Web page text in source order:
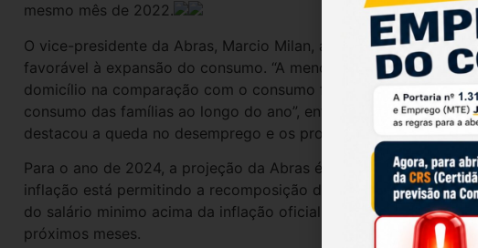
mesmo mês de 2022.
O vice-presidente da Abras, Marcio Milan, avalia que o cenário
favorável à expansão do consumo. “A menor inflação dos
domicílio na comparação com o consumo fora do lar foi um
consumo das famílias ao longo do ano”, enfatizou. Entre outros
destacou a queda no desemprego e os programas sociais.
Para o ano de 2024, a projeção da Abras é de crescimento de
inflação está permitindo a recomposição do poder decompra
do salário minimo acima da inflação oficial também deve ajudar
próximos meses.